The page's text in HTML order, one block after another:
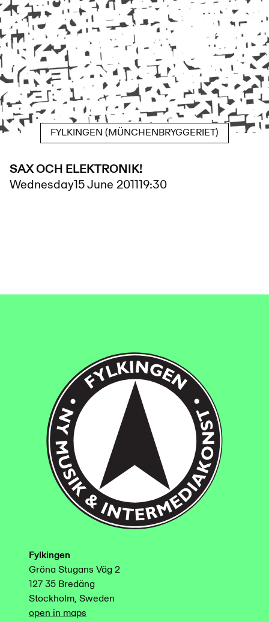
FYLKINGEN (MÜNCHENBRYGGERIET)
SAX OCH ELEKTRONIK!
Wednesday15 June 201119:30
Fylkingen
Gröna Stugans Väg 2
127 35 Bredäng
Stockholm, Sweden
open in maps